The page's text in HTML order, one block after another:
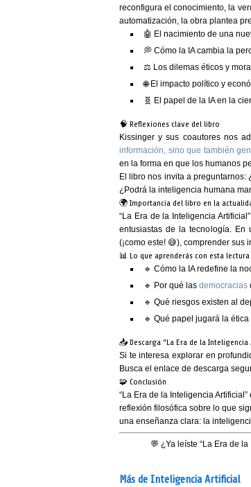
reconfigura el conocimiento, la
automatización, la obra plantea
🤖 El nacimiento de una
💭 Cómo la IA cambia la
⚖️ Los dilemas éticos y
🌐 El impacto político y
🧬 El papel de la IA en la
🧠 Reflexiones clave del libro
Kissinger y sus coautores nos
información, sino que también
en la forma en que los humanos
El libro nos invita a preguntarnos:
¿Podrá la inteligencia humana
🌍 Importancia del libro en la
“La Era de la Inteligencia Artificial
entusiastas de la tecnología.
(¡como este! 😅), comprender
📊 Lo que aprenderás con esta lectura
🔹 Cómo la IA redefine la
🔹 Por qué las democracias
🔹 Qué riesgos existen al
🔹 Qué papel jugará la
📥 Descarga “La Era de la Inteligencia
Si te interesa explorar en
Busca el enlace de descarga
🧩 Conclusión
“La Era de la Inteligencia Artificial ”
reflexión filosófica sobre lo que
una enseñanza clara: la
💬 ¿Ya leíste “La Era de
Más de Inteligencia Artificial